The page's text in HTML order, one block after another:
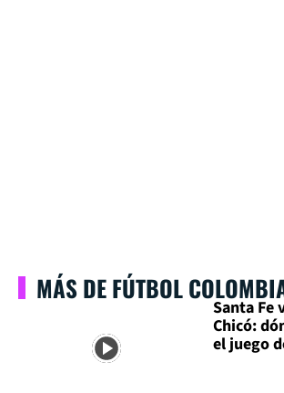
MÁS DE FÚTBOL
Santa Fe
Chicó:
el juego